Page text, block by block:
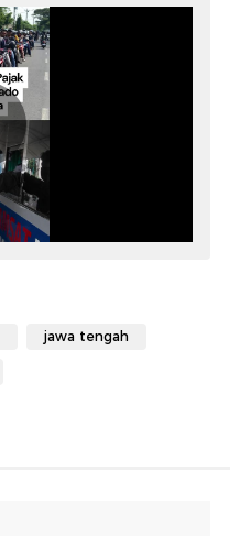
jawa tengah